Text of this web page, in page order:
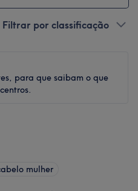
Filtrar por classificação
para que saibam o que
mulher